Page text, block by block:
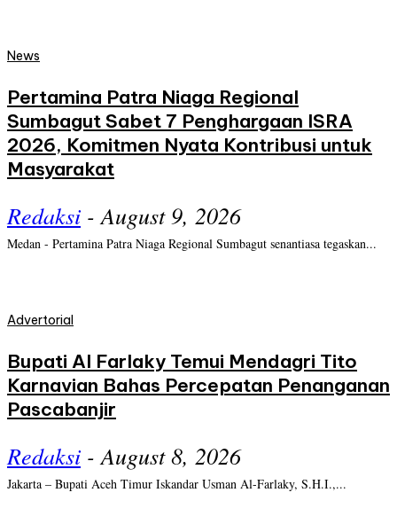
News
Pertamina Patra Niaga Regional
Sumbagut Sabet 7 Penghargaan ISRA
2026, Komitmen Nyata Kontribusi untuk
Masyarakat
Redaksi - August 9, 2026
Medan - Pertamina Patra Niaga Regional Sumbagut senantiasa tegaskan...
Advertorial
Bupati Al Farlaky Temui Mendagri Tito
Karnavian Bahas Percepatan Penanganan
Pascabanjir
Redaksi - August 8, 2026
Jakarta – Bupati Aceh Timur Iskandar Usman Al-Farlaky, S.H.I.,...